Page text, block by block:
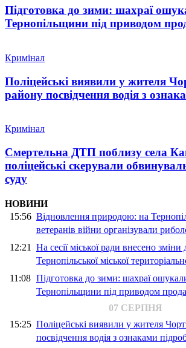
Підготовка до зими: шахраї
Тернопільщини під приводом
Кримінал
Поліцейські виявили у жителя
району посвідчення водія з
Кримінал
Смертельна ДТП поблизу села
поліцейські скерували
суду
НОВИНИ
15:56 Відновлення природою: на
ветеранів війни організували
12:21 На сесії міської ради внесено
Тернопільської міської
11:08 Підготовка до зими: шахраї
Тернопільщини під приводом
07 СЕРПНЯ
15:25 Поліцейські виявили у жителя
посвідчення водія з ознаками